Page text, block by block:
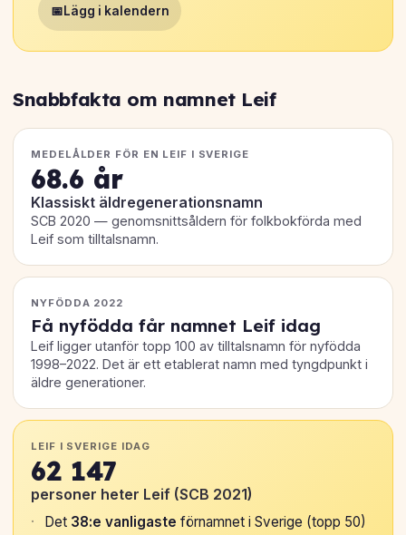
📅Lägg i kalendern
Snabbfakta om namnet Leif
MEDELÅLDER FÖR EN LEIF I SVERIGE
68.6 år
Klassiskt äldregenerationsnamn
SCB 2020 — genomsnittsåldern för folkbokförda med
Leif som tilltalsnamn.
NYFÖDDA 2022
Få nyfödda får namnet Leif idag
Leif ligger utanför topp 100 av tilltalsnamn för nyfödda
1998–2022. Det är ett etablerat namn med tyngdpunkt i
äldre generationer.
LEIF I SVERIGE IDAG
62 147
personer heter Leif (SCB 2021)
Det 38:e vanligaste förnamnet i Sverige (topp 50)